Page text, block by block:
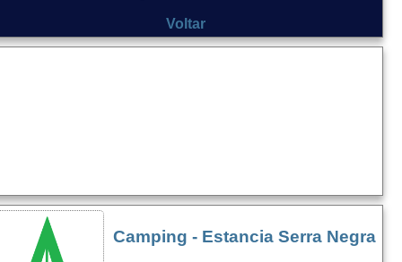
Voltar
Camping - Estancia Serra Negra